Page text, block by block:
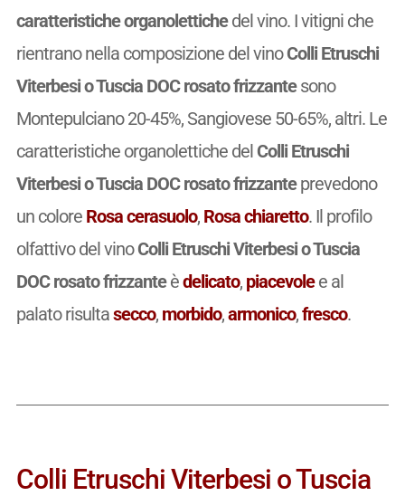
caratteristiche organolettichedel vino. I vitigni che
rientrano nella composizione del vinoColli Etruschi
Viterbesi o Tuscia DOC rosato frizzantesono
Montepulciano 20-45%, Sangiovese 50-65%, altri. Le
caratteristiche organolettiche delColli Etruschi
Viterbesi o Tuscia DOC rosato frizzanteprevedono
un colore Rosa cerasuolo, Rosa chiaretto. Il profilo
olfattivo del vinoColli Etruschi Viterbesi o Tuscia
DOC rosato frizzanteèdelicato, piacevolee al
palato risultasecco, morbido,armonico,fresco.
Colli Etruschi Viterbesi o Tuscia